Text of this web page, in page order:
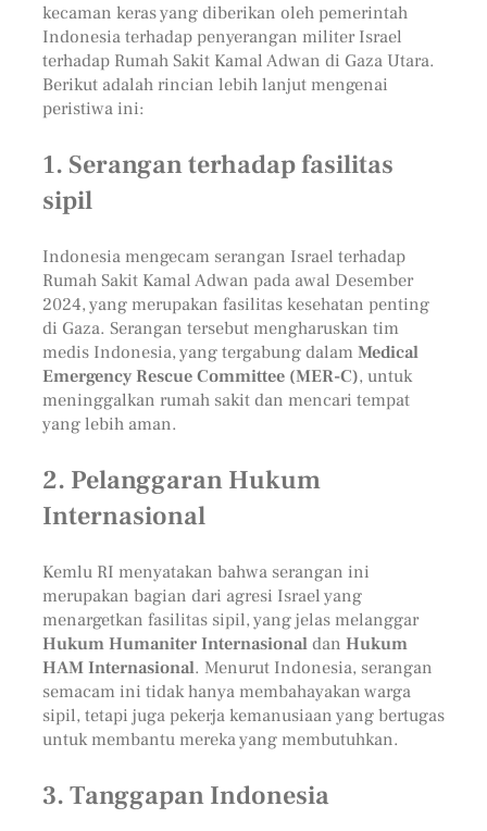
kecaman keras yang diberikan oleh pemerintah
Indonesia terhadap penyerangan militer Israel
terhadap Rumah Sakit Kamal Adwan di Gaza Utara.
Berikut adalah rincian lebih lanjut mengenai
peristiwa ini:
1. Serangan terhadap fasilitas
sipil
Indonesia mengecam serangan Israel terhadap
Rumah Sakit Kamal Adwan pada awal Desember
2024, yang merupakan fasilitas kesehatan penting
di Gaza. Serangan tersebut mengharuskan tim
medis Indonesia, yang tergabung dalamMedical
Emergency Rescue Committee (MER-C), untuk
meninggalkan rumah sakit dan mencari tempat
yang lebih aman.
2. Pelanggaran Hukum
Internasional
Kemlu RI menyatakan bahwa serangan ini
merupakan bagian dari agresi Israel yang
menargetkan fasilitas sipil, yang jelas melanggar
Hukum Humaniter Internasionaldan Hukum
HAM Internasional. Menurut Indonesia, serangan
semacam ini tidak hanya membahayakan warga
sipil, tetapi juga pekerja kemanusiaan yang bertugas
untuk membantu mereka yang membutuhkan.
3.Tanggapan Indonesia